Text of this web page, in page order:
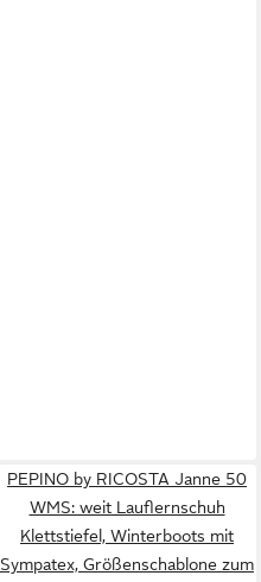
PEPINO by RICOSTA Janne 50
WMS: weit Lauflernschuh
Klettstiefel, Winterboots mit
Sympatex, Größenschablone zum